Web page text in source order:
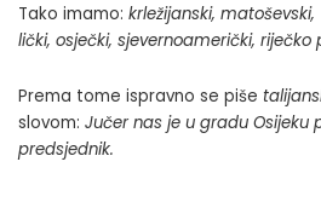
Tako imamo: krležijanski, matoševski,
lički, osječki, sjevernoamerički,
Prema tome ispravno se piše
slovom: Jučer nas je u gradu Osijeku
predsjednik.